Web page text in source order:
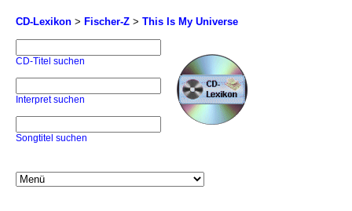
CD-Lexikon > Fischer-Z > This Is My Universe
CD-Titel suchen
Interpret suchen
Songtitel suchen